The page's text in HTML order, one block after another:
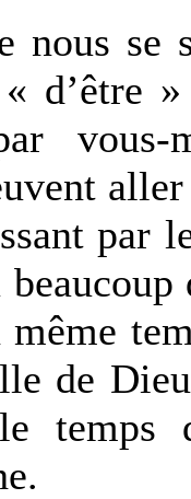
nous
d’être
vous-
par
même
de
temps